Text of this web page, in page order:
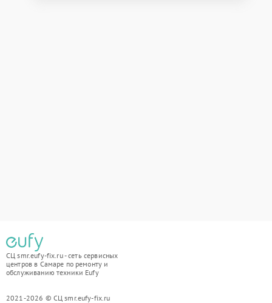
СЦ smr.eufy-fix.ru - сеть сервисных
центров в Самаре по ремонту и
обслуживанию техники Eufy
2021-2026 © СЦ smr.eufy-fix.ru